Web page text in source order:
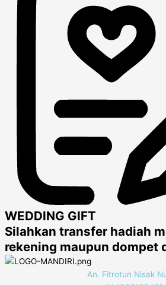
WEDDING GIFT
Silahkan transfer hadiah
rekening maupun dompet
An. Fitrotun Nisak